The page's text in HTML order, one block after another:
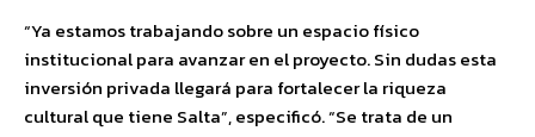
“Ya estamos trabajando sobre un espacio físico
institucional para avanzar en el proyecto. Sin dudas esta
inversión privada llegará para fortalecer la riqueza
cultural que tiene Salta”, especificó. “Se trata de un